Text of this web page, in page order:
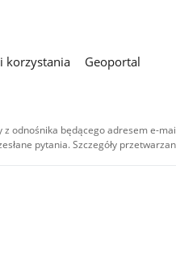
korzystania Geoportal
odnośnika będącego adresem e-
pytania. Szczegóły